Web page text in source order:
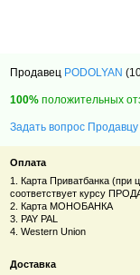
Продавец PODOLYAN
100% положительных
Задать вопрос Продавцу
Оплата
1. Карта Приватбанка (при
соответствует курсу
2. Карта МОНОБАНКА
3. PAY PAL
4. Western Union
Доставка